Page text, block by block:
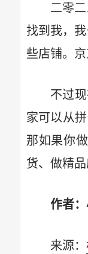
二零
找到我，
些店铺。
不过
家可以从
那如果你
货、做精
作者
来源：